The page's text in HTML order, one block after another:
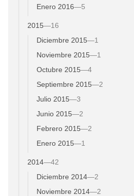
Enero 2016—5
2015—16
Diciembre 2015—1
Noviembre 2015—1
Octubre 2015—4
Septiembre 2015—2
Julio 2015—3
Junio 2015—2
Febrero 2015—2
Enero 2015—1
2014—42
Diciembre 2014—2
Noviembre 2014—2